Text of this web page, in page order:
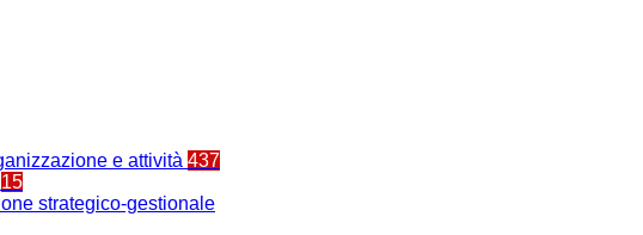
e attività 437
15
strategico-gestionale